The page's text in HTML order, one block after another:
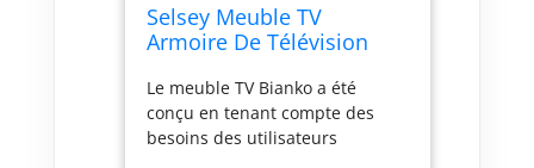
Selsey Meuble TV
Armoire De Télévision
Séjour Chambre À
Coucher Chêne Lancelot
Bianko
Le meuble TV Bianko a été
conçu en tenant compte des
besoins des utilisateurs